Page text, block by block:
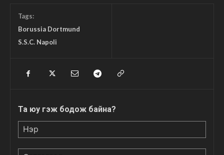
Tags:
Borussia Dortmund
S.S.C. Napoli
Та юу гэж бодож байна?